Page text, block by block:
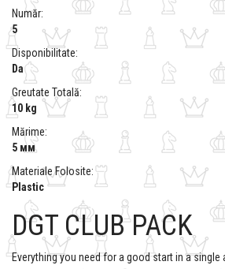
Număr:
5
Disponibilitate:
Da
Greutate Totală:
10 kg
Mărime:
5 мм
Materiale Folosite:
Plastic
DGT CLUB PACK
Everything you need for a good start in a single